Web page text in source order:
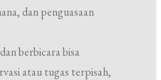
dan penguasaan
berbicara bisa
atau tugas terpisah,